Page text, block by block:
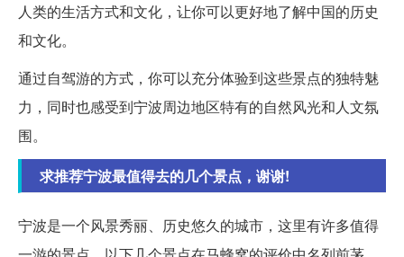
人类的生活方式和文化，让你可以更好地了解中国的历史
和文化。
通过自驾游的方式，你可以充分体验到这些景点的独特魅
力，同时也感受到宁波周边地区特有的自然风光和人文氛
围。
求推荐宁波最值得去的几个景点，谢谢!
宁波是一个风景秀丽、历史悠久的城市，这里有许多值得